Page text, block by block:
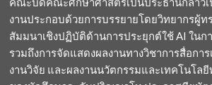
งานประกอบด้วยการบรรยายโดยวิทยากรผู้
สัมมนาเชิงปฏิบัติด้านการประยุกต์ใช้ AI ในก
รวมถึงการจัดแสดงผลงานทางวิชาการสื่อกา
งานวิจัย และผลงานนวัตกรรมและเทคโนโล